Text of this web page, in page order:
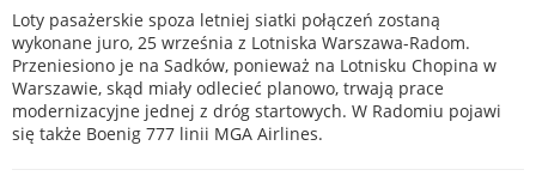
Loty pasażerskie spoza letniej siatki połączeń zostaną
wykonane juro, 25 września z Lotniska Warszawa-Radom.
Przeniesiono je na Sadków, ponieważ na Lotnisku Chopina w
Warszawie, skąd miały odlecieć planowo, trwają prace
modernizacyjne jednej z dróg startowych. W Radomiu pojawi
się także Boenig 777 linii MGA Airlines.